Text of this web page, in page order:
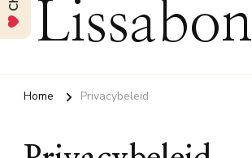
Lissabon
Home Privacybeleid